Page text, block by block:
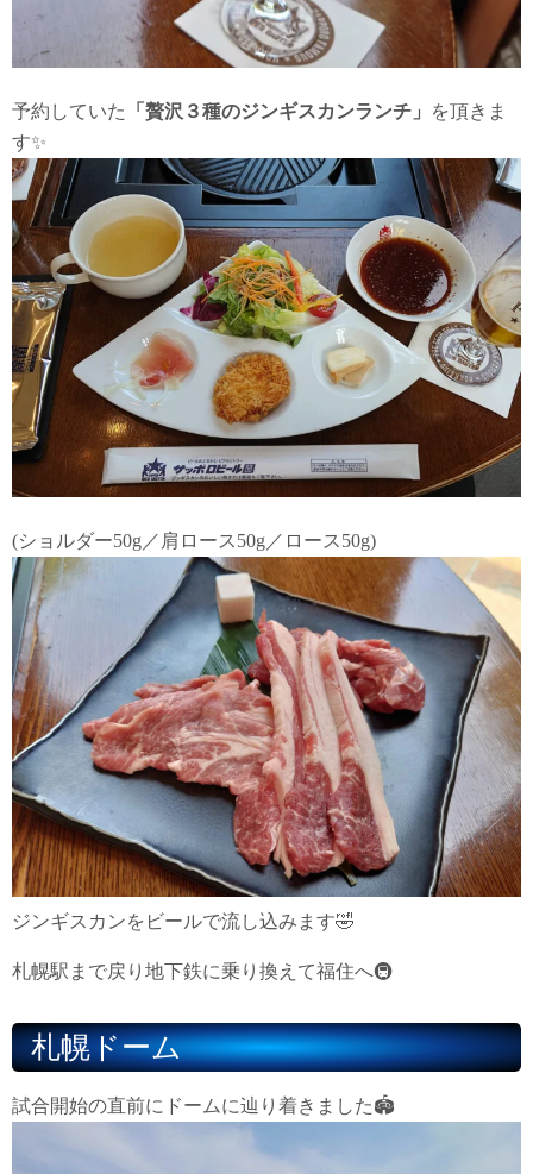
予約していた 「贅沢３種のジンギスカンランチ」
を頂きま
す✨
(ショルダー50g／肩ロース50g／ロース50g)
ジンギスカンをビールで流し込みます🤣
札幌駅まで戻り地下鉄に乗り換えて福住へ🚇
札幌ドーム
試合開始の直前にドームに辿り着きました🏟️